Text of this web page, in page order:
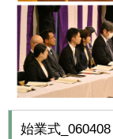
始業式_060408